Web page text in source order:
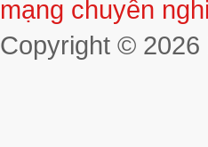
Copyright © 2026